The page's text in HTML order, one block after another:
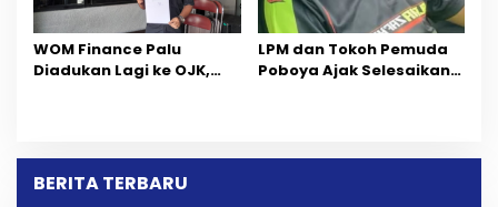
‎WOM Finance Palu
Diadukan Lagi ke OJK,
Dipersoalkan ‎
LPM dan Tokoh Pemuda
Poboya Ajak Selesaikan
BERITA TERBARU